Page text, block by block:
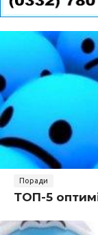
Поради
ТОП-5